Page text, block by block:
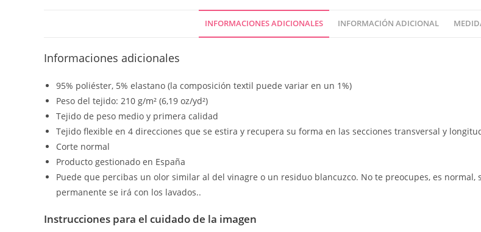
INFORMACIONES ADICIONALES INFORMACIÓN ADICIONAL
Informaciones adicionales
95% poliéster, 5% elastano (la composición textil puede variar en un 1%)
Peso del tejido: 210 g/m² (6,19 oz/yd²)
Tejido de peso medio y primera calidad
Tejido flexible en 4 direcciones que se estira y recupera su forma en las secciones transversal y
Corte normal
Producto gestionado en España
Puede que percibas un olor similar al del vinagre o un residuo blancuzco. No te preocupes, es
permanente se irá con los lavados..
Instrucciones para el cuidado de la imagen